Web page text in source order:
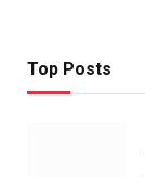
Top Posts